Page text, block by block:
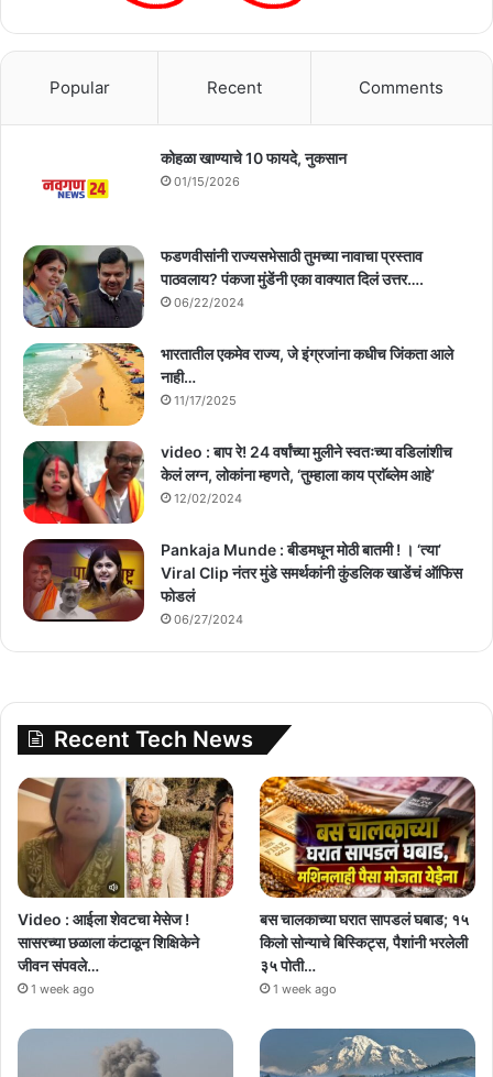
Popular Recent Comments
कोहळा खाण्याचे 10 फायदे, नुकसान
01/15/2026
फडणवीसांनी राज्यसभेसाठी तुमच्या नावाचा प्रस्ताव
पाठवलाय? पंकजा मुंडेंनी एका वाक्यात दिलं उत्तर….
06/22/2024
भारतातील एकमेव राज्य, जे इंग्रजांना कधीच जिंकता आले
नाही…
11/17/2025
video : बाप रे! 24 वर्षांच्या मुलीने स्वतःच्या वडिलांशीच
केलं लग्न, लोकांना म्हणते, ‘तुम्हाला काय प्राॅब्लेम आहे’
12/02/2024
Pankaja Munde : बीडमधून मोठी बातमी ! । ‘त्या’
Viral Clip नंतर मुंडे समर्थकांनी कुंडलिक खाडेंचं ऑफिस
फोडलं
06/27/2024
Recent Tech News
Video : आईला शेवटचा मेसेज !
सासरच्या छळाला कंटाळून शिक्षिकेने
जीवन संपवले…
1 week ago
बस चालकाच्या घरात सापडलं घबाड; १५
किलो सोन्याचे बिस्किट्स, पैशांनी भरलेली
३५ पोती…
1 week ago